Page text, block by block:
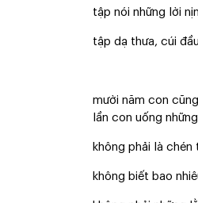
tập nói những lời
tập dạ thưa, cúi
mười năm con
lần con uống
không phải là
không biết bao